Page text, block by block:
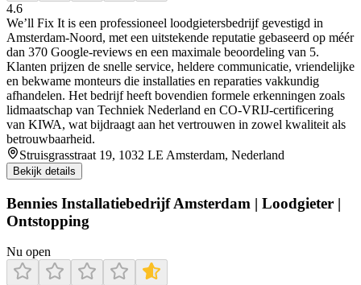
4.6
We’ll Fix It is een professioneel loodgietersbedrijf gevestigd in
Amsterdam-Noord, met een uitstekende reputatie gebaseerd op méér
dan 370 Google‑reviews en een maximale beoordeling van 5.
Klanten prijzen de snelle service, heldere communicatie, vriendelijke
en bekwame monteurs die installaties en reparaties vakkundig
afhandelen. Het bedrijf heeft bovendien formele erkenningen zoals
lidmaatschap van Techniek Nederland en CO‑VRIJ‑certificering
van KIWA, wat bijdraagt aan het vertrouwen in zowel kwaliteit als
betrouwbaarheid.
Struisgrasstraat 19, 1032 LE Amsterdam, Nederland
Bekijk details
Bennies Installatiebedrijf Amsterdam | Loodgieter |
Ontstopping
Nu open